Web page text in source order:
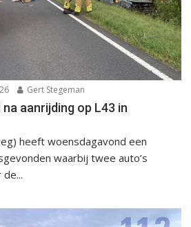
Gert Stegeman
aanrijding op L43 in
heeft woensdagavond een
waarbij twee auto’s